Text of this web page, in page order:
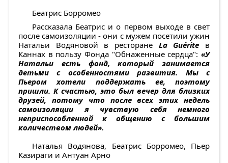
Беатрис Борромео
Рассказала Беатрис и о первом выходе в свет
после самоизоляции - они с мужем посетили ужин
Натальи Водяновой в ресторане La Guérite в
Каннах в пользу Фонда "Обнаженные сердца": «У
Натальи есть фонд, который занимается
детьми с особенностями развития. Мы с
Пьером хотели поддержать ее, поэтому
пришли. К счастью, это был вечер для близких
друзей, потому что после всех этих недель
самоизоляции я чувствую себя немного
неприспособленной к общению с большим
количеством людей».
Наталья Водянова, Беатрис Борромео, Пьер
Казираги и Антуан Арно